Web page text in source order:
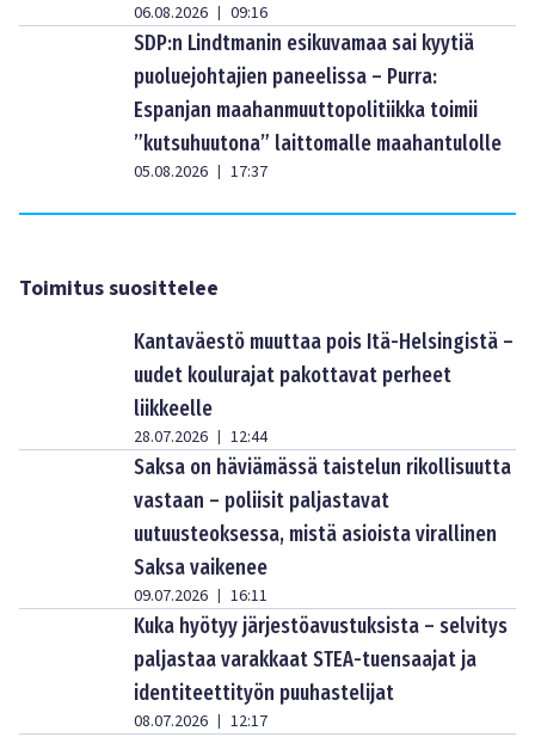
06.08.2026 | 09:16
SDP:n Lindtmanin esikuvamaa sai kyytiä
puoluejohtajien paneelissa – Purra:
Espanjan maahanmuuttopolitiikka toimii
”kutsuhuutona” laittomalle maahantulolle
05.08.2026 | 17:37
Toimitus suosittelee
Kantaväestö muuttaa pois Itä-Helsingistä –
uudet koulurajat pakottavat perheet
liikkeelle
28.07.2026 | 12:44
Saksa on häviämässä taistelun rikollisuutta
vastaan – poliisit paljastavat
uutuusteoksessa, mistä asioista virallinen
Saksa vaikenee
09.07.2026 | 16:11
Kuka hyötyy järjestöavustuksista – selvitys
paljastaa varakkaat STEA-tuensaajat ja
identiteettityön puuhastelijat
08.07.2026 | 12:17